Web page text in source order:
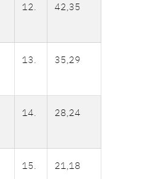
12. 42,35
13. 35,29
14. 28,24
15. 21,18